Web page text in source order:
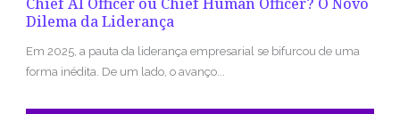
Dilema da Liderança
Em 2025, a pauta da liderança empresarial se bifurcou de uma
forma inédita. De um lado, o avanço...